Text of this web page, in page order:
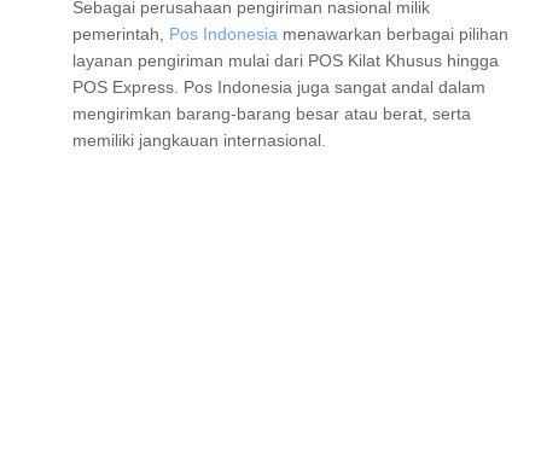
Sebagai perusahaan pengiriman nasional milik
pemerintah, Pos Indonesia menawarkan berbagai pilihan
layanan pengiriman mulai dari POS Kilat Khusus hingga
POS Express. Pos Indonesia juga sangat andal dalam
mengirimkan barang-barang besar atau berat, serta
memiliki jangkauan internasional.